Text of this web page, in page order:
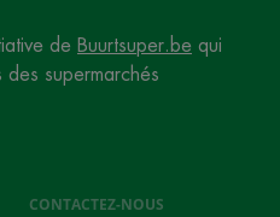
de Buurtsuper.be qui
supermarchés
CONTACTEZ-NOUS